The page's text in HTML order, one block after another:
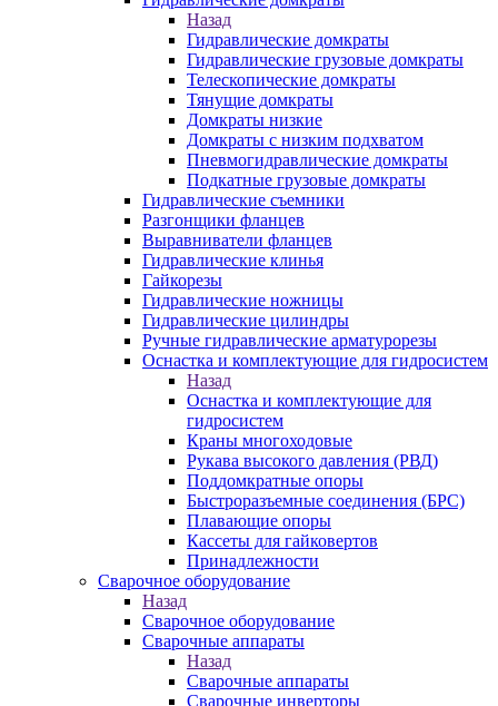
Назад
Гидравлические домкраты
Гидравлические грузовые домкраты
Телескопические домкраты
Тянущие домкраты
Домкраты низкие
Домкраты с низким подхватом
Пневмогидравлические домкраты
Подкатные грузовые домкраты
Гидравлические съемники
Разгонщики фланцев
Выравниватели фланцев
Гидравлические клинья
Гайкорезы
Гидравлические ножницы
Гидравлические цилиндры
Ручные гидравлические арматурорезы
Оснастка и комплектующие для гидросистем
Назад
Оснастка и комплектующие для
гидросистем
Краны многоходовые
Рукава высокого давления (РВД)
Поддомкратные опоры
Быстроразъемные соединения (БРС)
Плавающие опоры
Кассеты для гайковертов
Принадлежности
Сварочное оборудование
Назад
Сварочное оборудование
Сварочные аппараты
Назад
Сварочные аппараты
Сварочные инверторы